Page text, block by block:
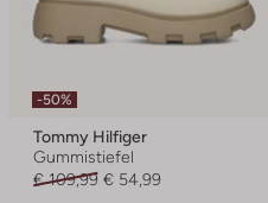
-50%
Tommy Hilfiger
Gummistiefel
€ 109,99 € 54,99